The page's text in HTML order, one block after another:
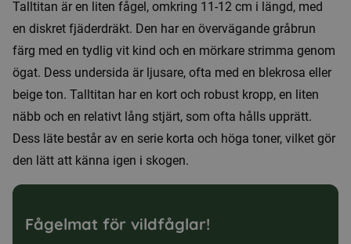
Talltitan är en liten fågel, omkring 11-12 cm i längd, med
en diskret fjäderdräkt. Den har en övervägande gråbrun
färg med en tydlig vit kind och en mörkare strimma genom
ögat. Dess undersida är ljusare, ofta med en blekrosa eller
beige ton. Talltitan har en kort och robust kropp, en liten
näbb och en relativt lång stjärt, som ofta hålls upprätt.
Dess läte består av en serie korta och höga toner, vilket gör
den lätt att känna igen i skogen.
Fågelmat för vildfåglar!